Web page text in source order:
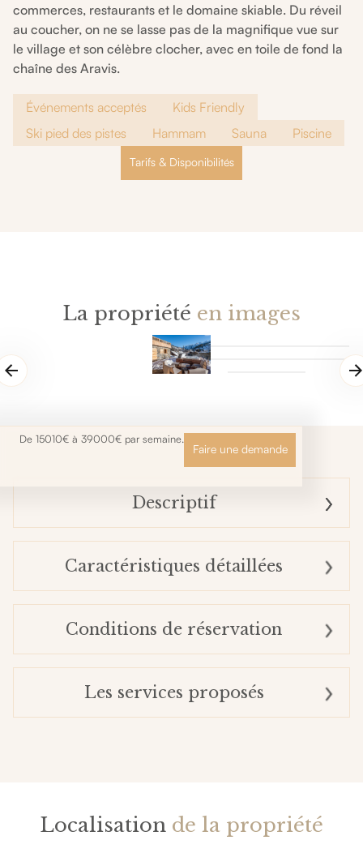
commerces, restaurants et le domaine skiable. Du réveil
au coucher, on ne se lasse pas de la magnifique vue sur
le village et son célèbre clocher, avec en toile de fond la
chaîne des Aravis.
Événements acceptés
Kids Friendly
Ski pied des pistes
Hammam Sauna Piscine
Tarifs & Disponibilités
La propriété en images
De 15010€ à 39000€ par semaine.
Faire une demande
Descriptif
Caractéristiques détaillées
Conditions de réservation
Les services proposés
Localisation de la propriété